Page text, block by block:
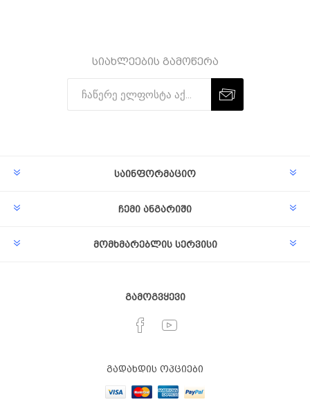
სიახლეების გამოწერა
საინფორმაციო
ჩემი ანგარიში
მომხმარებლის სერვისი
გამოგვყევი
გადახდის ოპციები